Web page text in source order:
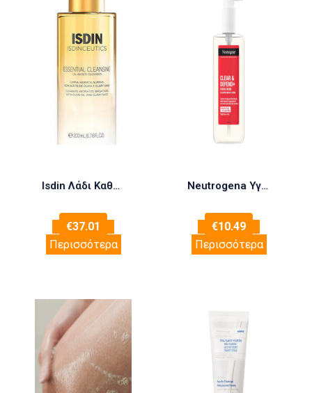
Isdin Λάδι Καθαρισμού Essential Cleansing 200ml
€37.01
Περισσότερα
Neutrogena Υγρό Καθαρισμού Clear & Defend+ 200ml
€10.49
Περισσότερα